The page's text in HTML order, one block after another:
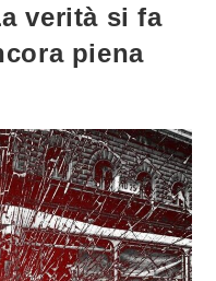
verità si fa
piena